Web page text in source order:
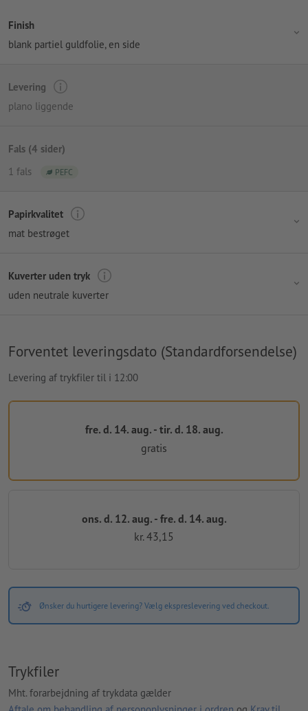
Finish
blank partiel guldfolie, en side
Levering
plano liggende
Fals (4 sider)
1 fals
PEFC
Papirkvalitet
mat bestrøget
Kuverter uden tryk
uden neutrale kuverter
Forventet leveringsdato (Standardforsendelse)
Levering af trykfiler til i 12:00
fre. d. 14. aug. - tir. d. 18. aug.
gratis
ons. d. 12. aug. - fre. d. 14. aug.
kr. 43,15
Ønsker du hurtigere levering? Vælg ekspreslevering ved checkout.
Trykfiler
Mht. forarbejdning af trykdata gælder